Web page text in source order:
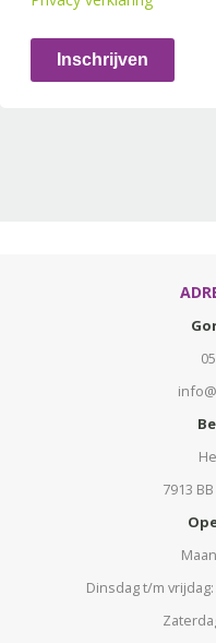
Inschrijven
7913
Dinsdag t/m vrijdag: